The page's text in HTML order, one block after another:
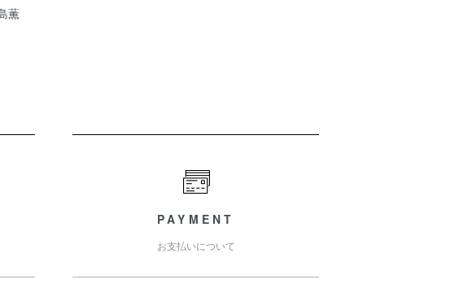
薫
PAYMENT
お支払いについて